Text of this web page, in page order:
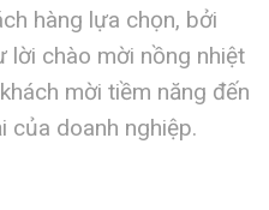
hàng lựa chọn, bởi
lời chào mời nồng nhiệt
mời tiềm năng đến
của doanh nghiệp.